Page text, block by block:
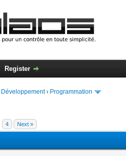
Register
Développement› Programmation
4 Next »